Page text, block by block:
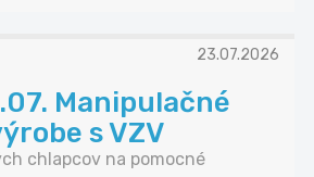
23.07.2026
Manipulačné
s VZV
chlapcov na pomocné